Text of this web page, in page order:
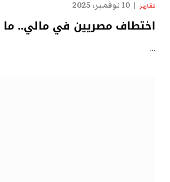
تقارير 10 نوفمبر، 2025
اختطاف مصريين في مالي.. ما
…